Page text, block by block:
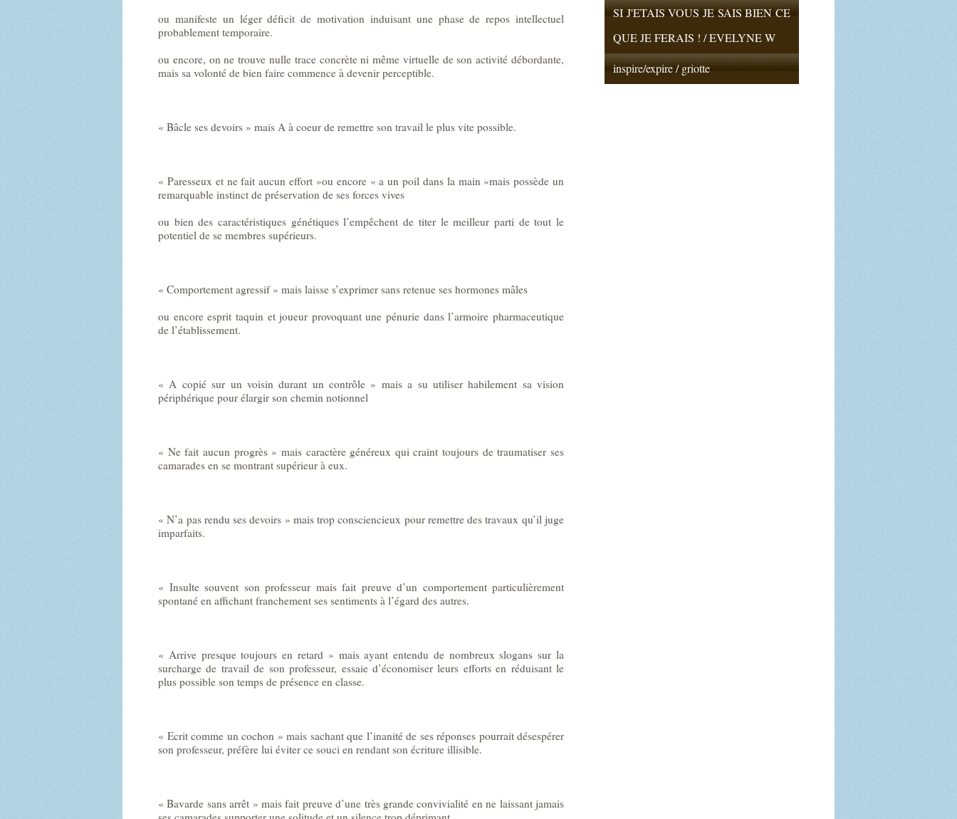
SI J'ETAIS VOUS JE SAIS BIEN CE
QUE JE FERAIS ! / EVELYNE W
inspire/expire / griotte
ou manifeste un léger déficit de motivation induisant une phase de repos intellectuel
probablement temporaire.
ou encore, on ne trouve nulle trace concrète ni même virtuelle de son activité débordante,
mais sa volonté de bien faire commence à devenir perceptible.
« Bâcle ses devoirs » mais A à coeur de remettre son travail le plus vite possible.
« Paresseux et ne fait aucun effort »ou encore « a un poil dans la main »mais possède un
remarquable instinct de préservation de ses forces vives
ou bien des caractéristiques génétiques l’empêchent de titer le meilleur parti de tout le
potentiel de se membres supérieurs.
« Comportement agressif » mais laisse s’exprimer sans retenue ses hormones mâles
ou encore esprit taquin et joueur provoquant une pénurie dans l’armoire pharmaceutique
de l’établissement.
« A copié sur un voisin durant un contrôle » mais a su utiliser habilement sa vision
périphérique pour élargir son chemin notionnel
« Ne fait aucun progrès » mais caractère généreux qui craint toujours de traumatiser ses
camarades en se montrant supérieur à eux.
« N’a pas rendu ses devoirs » mais trop consciencieux pour remettre des travaux qu’il juge
imparfaits.
« Insulte souvent son professeur mais fait preuve d’un comportement particulièrement
spontané en affichant franchement ses sentiments à l’égard des autres.
« Arrive presque toujours en retard » mais ayant entendu de nombreux slogans sur la
surcharge de travail de son professeur, essaie d’économiser leurs efforts en réduisant le
plus possible son temps de présence en classe.
« Ecrit comme un cochon » mais sachant que l’inanité de ses réponses pourrait désespérer
son professeur, préfère lui éviter ce souci en rendant son écriture illisible.
« Bavarde sans arrêt » mais fait preuve d’une très grande convivialité en ne laissant jamais